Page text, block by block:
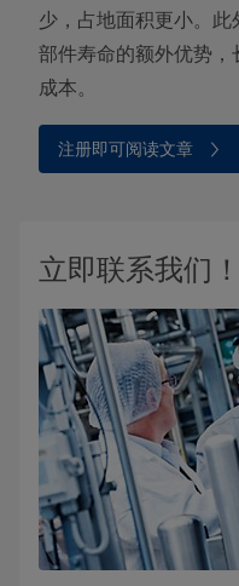
少，占地面积更小。
部件寿命的额外优势
成本。
注册即可阅读文章
立即联系我们！